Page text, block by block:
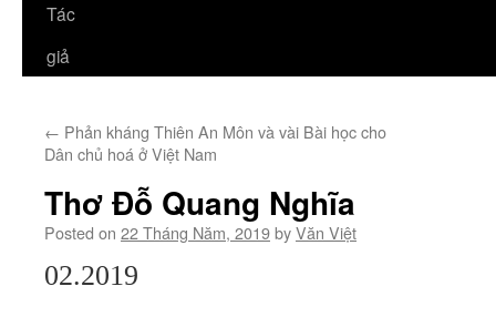
Tác
giả
← Phản kháng Thiên An Môn và vài Bài học cho
Dân chủ hoá ở Việt Nam
Thơ Đỗ Quang Nghĩa
Posted on 22 Tháng Năm, 2019byVăn Việt
02.2019